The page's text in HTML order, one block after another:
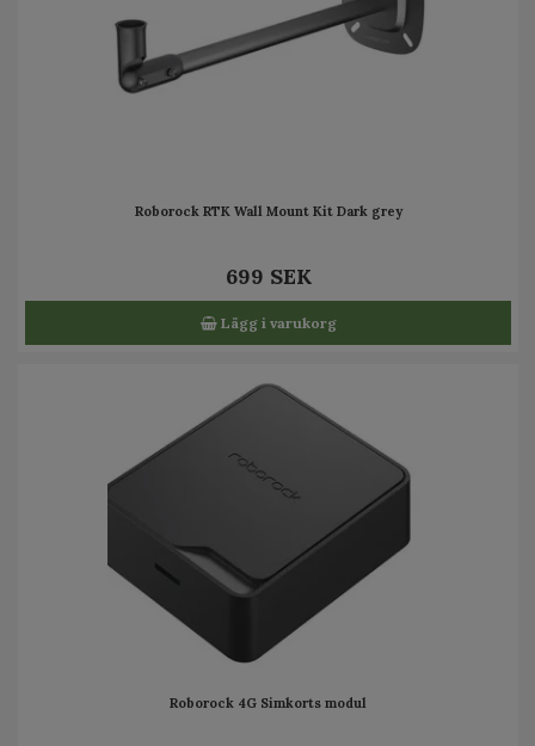
Roborock RTK Wall Mount Kit Dark grey
699 SEK
Lägg i varukorg
Roborock 4G Simkorts modul